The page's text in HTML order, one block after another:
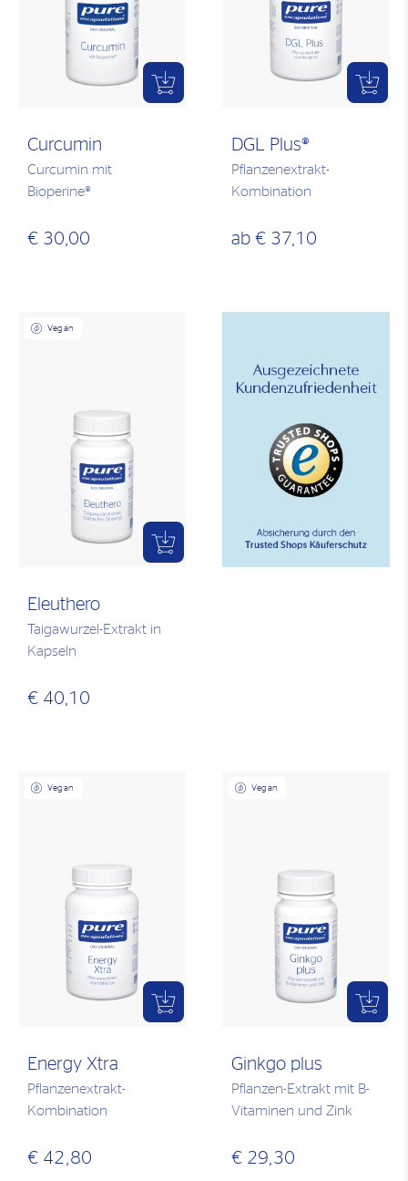
Curcumin
Curcumin mit
Bioperine®
€ 30,00
DGL Plus®
Pflanzenextrakt-
Kombination
ab € 37,10
Vegan
Eleuthero
Taigawurzel-Extrakt in
Kapseln
€ 40,10
Vegan
Energy Xtra
Pflanzenextrakt-
Kombination
€ 42,80
Vegan
Ginkgo plus
Pflanzen-Extrakt mit B-
Vitaminen und Zink
€ 29,30